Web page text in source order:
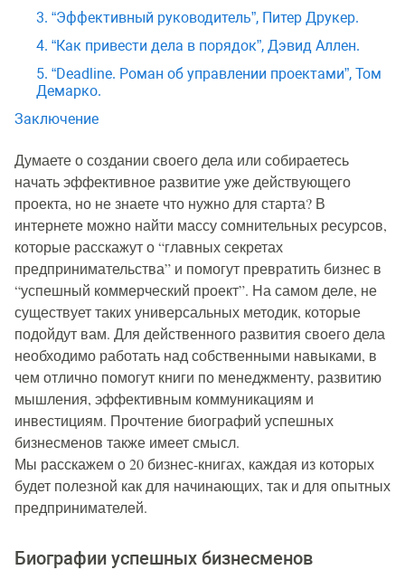
Думаете о создании своего дела или собираетесь
начать эффективное развитие уже действующего
проекта, но не знаете что нужно для старта? В
интернете можно найти массу сомнительных ресурсов,
которые расскажут о “главных секретах
предпринимательства” и помогут превратить бизнес в
“успешный коммерческий проект”. На самом деле, не
существует таких универсальных методик, которые
подойдут вам. Для действенного развития своего дела
необходимо работать над собственными навыками, в
чем отлично помогут книги по менеджменту, развитию
мышления, эффективным коммуникациям и
инвестициям. Прочтение биографий успешных
бизнесменов также имеет смысл.
Мы расскажем о 20 бизнес-книгах, каждая из которых
будет полезной как для начинающих, так и для опытных
предпринимателей.
Биографии успешных бизнесменов
3. “Эффективный руководитель”, Питер Друкер.
4. “Как привести дела в порядок”, Дэвид Аллен.
5. “Deadline. Роман об управлении проектами”, Том
Демарко.
Заключение